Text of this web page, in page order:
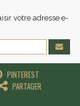
votre adresse e-
PINTEREST
PARTAGER